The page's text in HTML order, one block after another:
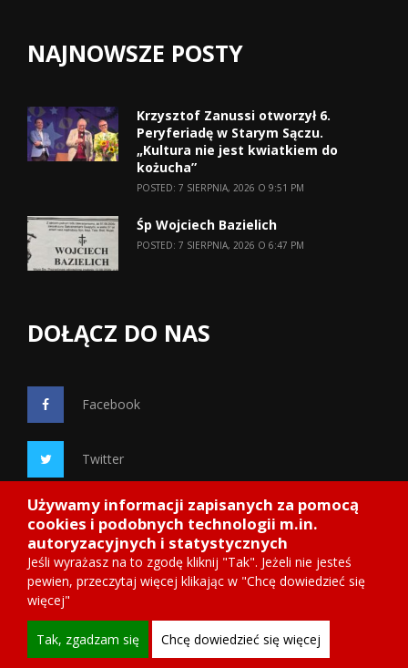
NAJNOWSZE POSTY
Krzysztof Zanussi otworzył 6.
Peryferiadę w Starym Sączu.
„Kultura nie jest kwiatkiem do
kożucha”
POSTED: 7 SIERPNIA, 2026 O 9:51 PM
Śp Wojciech Bazielich
POSTED: 7 SIERPNIA, 2026 O 6:47 PM
DOŁĄCZ DO NAS
Facebook
Twitter
Google+
Copyright 2014Starosadeckie.info, wdrożenie ITnetDESIGN
Używamy informacji zapisanych za pomocą
cookies i podobnych technologii m.in.
autoryzacyjnych i statystycznych
Jeśli wyrażasz na to zgodę kliknij "Tak". Jeżeli nie jesteś
pewien, przeczytaj więcej klikając w "Chcę dowiedzieć się
więcej"
Tak, zgadzam się Chcę dowiedzieć się więcej